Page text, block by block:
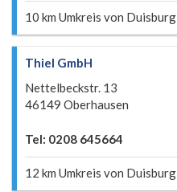
10 km Umkreis von Duisburg
Thiel GmbH
Nettelbeckstr. 13
46149 Oberhausen
Tel: 0208 645664
12 km Umkreis von Duisburg